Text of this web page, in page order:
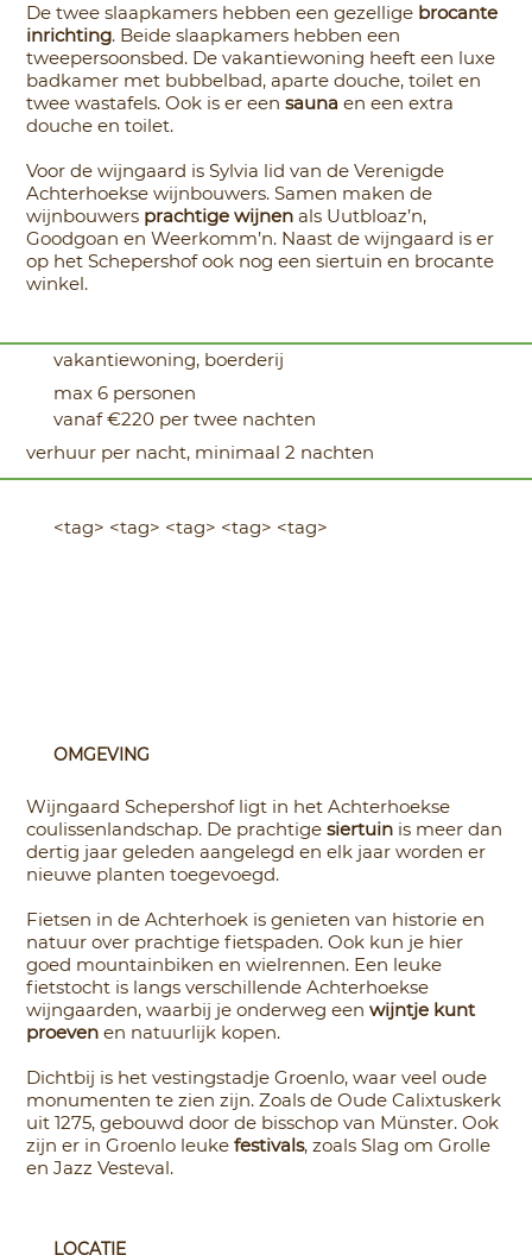
De twee slaapkamers hebben een gezellige brocante
inrichting. Beide slaapkamers hebben een
tweepersoonsbed. De vakantiewoning heeft een luxe
badkamer met bubbelbad, aparte douche, toilet en
twee wastafels. Ook is er eensaunaen een extra
douche en toilet.
Voor de wijngaard is Sylvia lid van de Verenigde
Achterhoekse wijnbouwers. Samen maken de
wijnbouwers prachtige wijnen als Uutbloaz’n,
Goodgoan en Weerkomm’n. Naast de wijngaard is er
op het Schepershof ook nog een siertuin en brocante
winkel.
max 6 personen
vanaf €220 per twee nachten
verhuur per nacht, minimaal 2 nachten
<tag> <tag> <tag> <tag> <tag>
vakantiewoning, boerderij
Wijngaard Schepershof ligt in het Achterhoekse
coulissenlandschap. De prachtigesiertuin is meer dan
dertig jaar geleden aangelegd en elk jaar worden er
nieuwe planten toegevoegd.
Fietsen in de Achterhoek is genieten van historie en
natuur over prachtige fietspaden. Ook kun je hier
goed mountainbiken en wielrennen. Een leuke
fietstocht is langs verschillende Achterhoekse
wijngaarden, waarbij je onderweg eenwijntje kunt
proevenen natuurlijk kopen.
Dichtbij is het vestingstadje Groenlo, waar veel oude
monumenten te zien zijn. Zoals de Oude Calixtuskerk
uit 1275, gebouwd door de bisschop van Münster. Ook
zijn er in Groenlo leukefestivals, zoals Slag om Grolle
en Jazz Vesteval.
OMGEVING
LOCATIE